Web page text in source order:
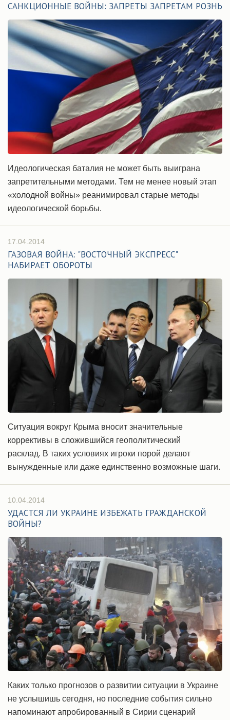
САНКЦИОННЫЕ ВОЙНЫ: ЗАПРЕТЫ ЗАПРЕТАМ РОЗНЬ
Идеологическая баталия не может быть выиграна
запретительными методами. Тем не менее новый этап
«холодной войны» реанимировал старые методы
идеологической борьбы.
17.04.2014
ГАЗОВАЯ ВОЙНА: "ВОСТОЧНЫЙ ЭКСПРЕСС"
НАБИРАЕТ ОБОРОТЫ
Ситуация вокруг Крыма вносит значительные
коррективы в сложившийся геополитический
расклад. В таких условиях игроки порой делают
вынужденные или даже единственно возможные шаги.
10.04.2014
УДАСТСЯ ЛИ УКРАИНЕ ИЗБЕЖАТЬ ГРАЖДАНСКОЙ
ВОЙНЫ?
Каких только прогнозов о развитии ситуации в Украине
не услышишь сегодня, но последние события сильно
напоминают апробированный в Сирии сценарий